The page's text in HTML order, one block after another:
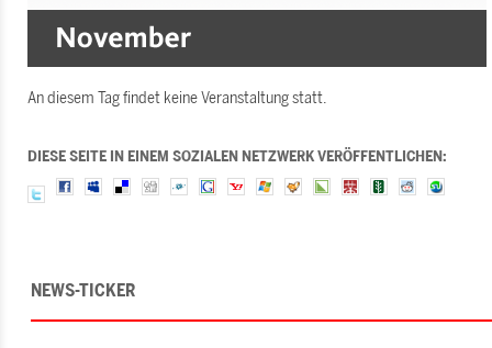
An diesem Tag findet keine Veranstaltung statt.
DIESE SEITE IN EINEM SOZIALEN NETZWERK VERÖFFENTLICHEN:
NEWS-TICKER